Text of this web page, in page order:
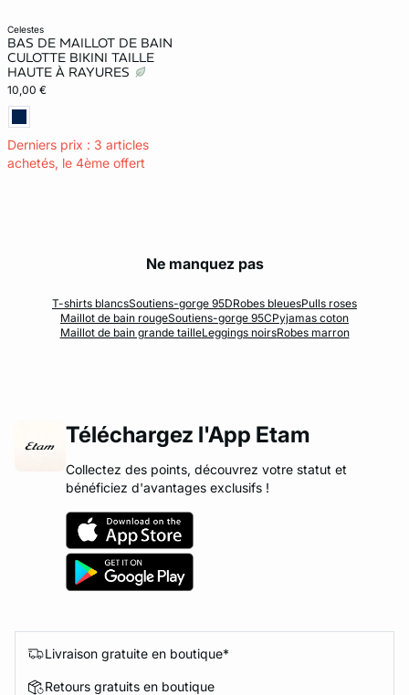
celestes
BAS DE MAILLOT DE BAIN
CULOTTE BIKINI TAILLE
HAUTE À RAYURES
10,00 €
Derniers prix : 3 articles
achetés, le 4ème offert
Ne manquez pas
T-shirts blancsSoutiens-gorge 95DRobes bleuesPulls roses
Maillot de bain rougeSoutiens-gorge 95CPyjamas coton
Maillot de bain grande tailleLeggings noirsRobes marron
Téléchargez l'App Etam
Collectez des points, découvrez votre statut et
bénéficiez d'avantages exclusifs !
Livraison gratuite en boutique*
Retours gratuits en boutique